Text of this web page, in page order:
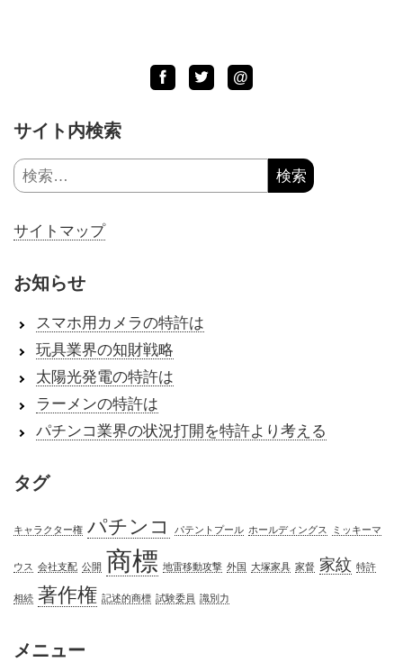
Facebook
TwitterLINE
@
サイト内検索
検
索:
サイトマップ
お知らせ
スマホ用カメラの特許は
玩具業界の知財戦略
太陽光発電の特許は
ラーメンの特許は
パチンコ業界の状況打開を特許より考える
タグ
キャラクター権 パチンコ パテントプール ホールディングス ミッキーマ
ウス 会社支配 公開 商標 地雷移動攻撃 外国 大塚家具 家督 家紋 特許
相続 著作権 記述的商標 試験委員 識別力
メニュー